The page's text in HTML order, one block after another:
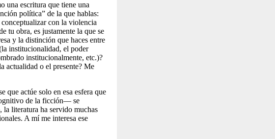
una escritura que tiene una
política” de la que hablas:
conceptualizar con la violencia
tu obra, es justamente la que se
y la distinción que haces entre
institucionalidad, el poder
institucionalmente, etc.)?
actualidad o el presente? Me
que actúe solo en esa esfera que
de la ficción— se
la literatura ha servido muchas
A mí me interesa ese